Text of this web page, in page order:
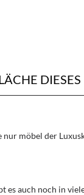
nur möbel der
es auch noch in